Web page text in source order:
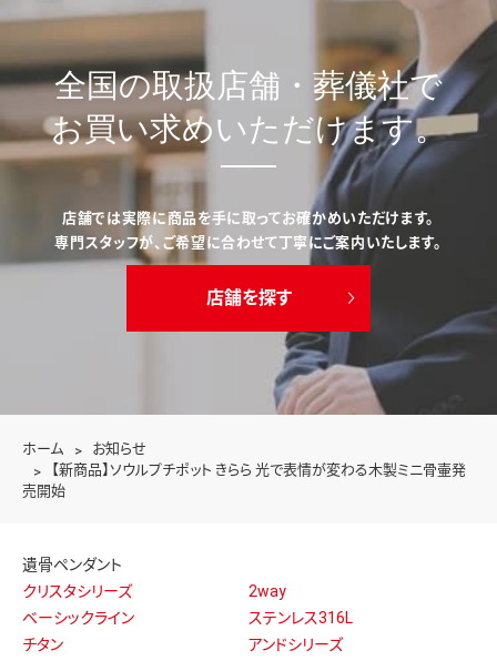
ホーム
お知らせ
【新商品】ソウルプチポット きらら 光で表情が変わる木製ミニ骨壷発
売開始
全国の取扱店舗・葬儀社で
お買い求めいただけます。
店舗では実際に商品を手に取ってお確かめいただけます。
専門スタッフが、ご希望に合わせて丁寧にご案内いたします。
店舗を探す
遺骨ペンダント
クリスタシリーズ
2way
ベーシックライン
ステンレス316L
チタン
アンドシリーズ